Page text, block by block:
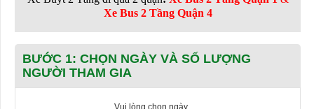
Xe Bus 2 Tầng Quận 4
BƯỚC 1: CHỌN NGÀY VÀ SỐ LƯỢNG
NGƯỜI THAM GIA
Vui lòng chọn ngày